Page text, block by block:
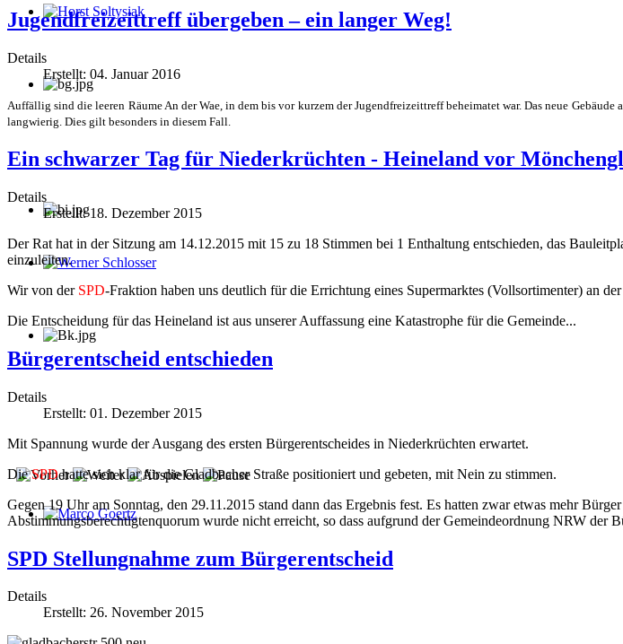
Horst Soltysiak
Marco Goertz
Jugendfreizeittreff übergeben – ein langer Weg!
Details
Erstellt: 04. Januar 2016
Auffällig sind die leeren Räume An der Wae, in dem bis vor kurzem der Jugendfreizeittreff beheimatet war. Das neue
langwierig. Dies gilt besonders in diesem Fall.
Ein schwarzer Tag für Niederkrüchten - Heineland vor
Details
Erstellt: 18. Dezember 2015
Der Rat hat in der Sitzung am 14.12.2015 mit 15 zu 18 Stimmen bei 1 Enthaltung entschieden, das
einzuleiten.
Wir von der SPD-Fraktion haben uns deutlich für die Errichtung eines Supermarktes (Vollsortimenter) an
Die Entscheidung für das Heineland ist aus unserer Auffassung eine Katastrophe für die Gemeinde...
Bürgerentscheid entschieden
Details
Erstellt: 01. Dezember 2015
Mit Spannung wurde der Ausgang des ersten Bürgerentscheides in Niederkrüchten erwartet.
DieSPDhatte sich klar für die Gladbacher Straße positioniert und gebeten, mit Nein zu stimmen.
Gegen 19 Uhr am Sonntag, den 29.11.2015 stand dann das Ergebnis fest. Es hatten zwar etwas mehr
Abstimmungsberechtigtenquorum wurde nicht erreicht, so dass aufgrund der Gemeindeordnung NRW der
SPD Stellungnahme zum Bürgerentscheid
Details
Erstellt: 26. November 2015